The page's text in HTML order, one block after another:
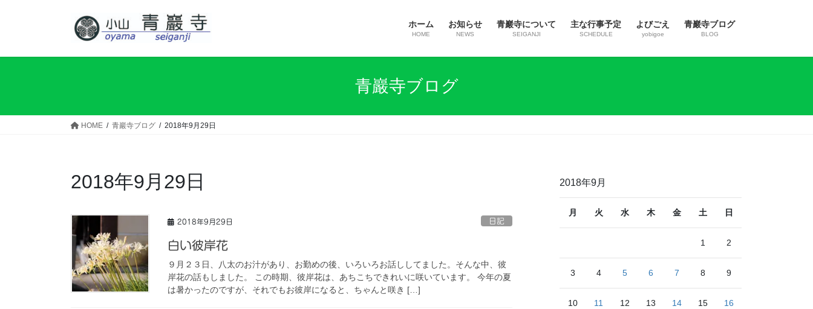
ホーム
HOME
お知らせ
NEWS
青巖寺について
SEIGANJI
主な行事予定
SCHEDULE
よびごえ
yobigoe
青巖寺ブログ
BLOG
青巖寺ブログ
HOME 青巖寺ブログ 2018年9月29日
2018年9月29日
2018年9月29日 日記
白い彼岸花
９月２３日、八太のお汁があり、お勤めの後、いろいろお話ししてました。そんな中、彼
岸花の話もしました。 この時期、彼岸花は、あちこちできれいに咲いています。 今年の夏
は暑かったのですが、それでもお彼岸になると、ちゃんと咲き […]
2018年9月
月 火 水 木 金 土 日
1 2
3 4 5 6 7 8 9
10 11 12 13 14 15 16